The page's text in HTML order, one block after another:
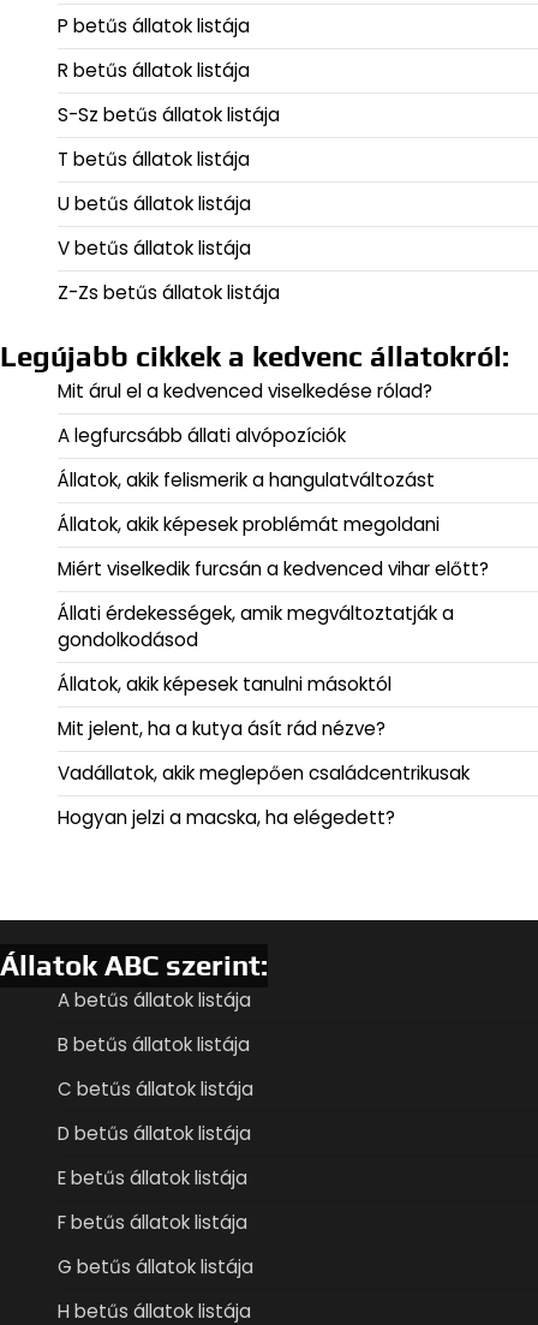
P betűs állatok listája
R betűs állatok listája
S-Sz betűs állatok listája
T betűs állatok listája
U betűs állatok listája
V betűs állatok listája
Z-Zs betűs állatok listája
Legújabb cikkek a kedvenc állatokról:
Mit árul el a kedvenced viselkedése rólad?
A legfurcsább állati alvópozíciók
Állatok, akik felismerik a hangulatváltozást
Állatok, akik képesek problémát megoldani
Miért viselkedik furcsán a kedvenced vihar előtt?
Állati érdekességek, amik megváltoztatják a
gondolkodásod
Állatok, akik képesek tanulni másoktól
Mit jelent, ha a kutya ásít rád nézve?
Vadállatok, akik meglepően családcentrikusak
Hogyan jelzi a macska, ha elégedett?
Állatok ABC szerint:
A betűs állatok listája
B betűs állatok listája
C betűs állatok listája
D betűs állatok listája
E betűs állatok listája
F betűs állatok listája
G betűs állatok listája
H betűs állatok listája